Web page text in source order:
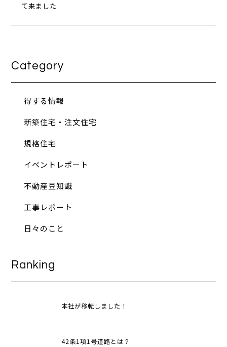
て来ました
Category
得する情報
新築住宅・注文住宅
規格住宅
イベントレポート
不動産豆知識
工事レポート
日々のこと
Ranking
本社が移転しました！
42条1項1号道路とは？